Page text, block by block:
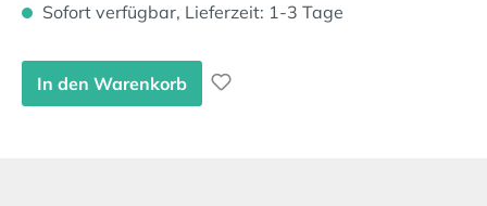
Sofort verfügbar, Lieferzeit: 1-3 Tage
In den Warenkorb